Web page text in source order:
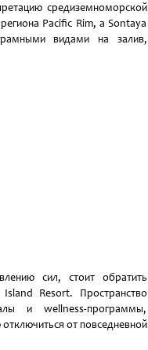
средиземноморской
Pacific Rim, а Sontaya
видами на залив,
сил, стоит обратить
Resort. Пространство
и wellness-программы,
от повседневной